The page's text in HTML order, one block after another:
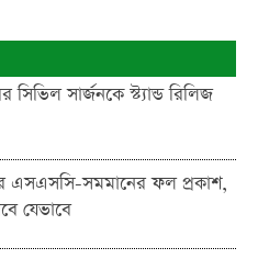
সিভিল সার্জনকে স্ট্যান্ড রিলিজ
এসএসসি-সমমানের ফল প্রকাশ,
যেভাবে